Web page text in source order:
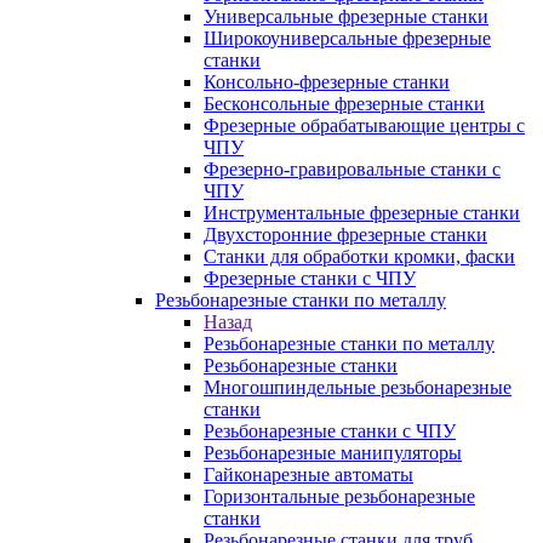
Универсальные фрезерные станки
Широкоуниверсальные фрезерные
станки
Консольно-фрезерные станки
Бесконсольные фрезерные станки
Фрезерные обрабатывающие центры с
ЧПУ
Фрезерно-гравировальные станки с
ЧПУ
Инструментальные фрезерные станки
Двухсторонние фрезерные станки
Станки для обработки кромки, фаски
Фрезерные станки с ЧПУ
Резьбонарезные станки по металлу
Назад
Резьбонарезные станки по металлу
Резьбонарезные станки
Многошпиндельные резьбонарезные
станки
Резьбонарезные станки с ЧПУ
Резьбонарезные манипуляторы
Гайконарезные автоматы
Горизонтальные резьбонарезные
станки